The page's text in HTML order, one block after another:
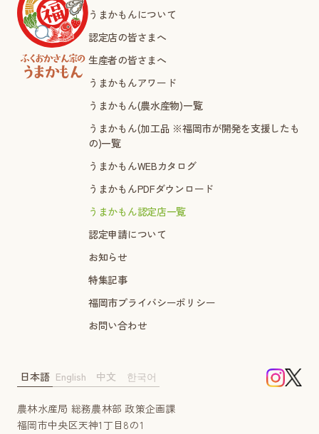
うまかもんについて
認定店の皆さまへ
生産者の皆さまへ
うまかもんアワード
うまかもん(農水産物)一覧
うまかもん(加工品 ※福岡市が開発を支援したも
の)一覧
うまかもんWEBカタログ
うまかもんPDFダウンロード
うまかもん認定店一覧
認定申請について
お知らせ
特集記事
福岡市プライバシーポリシー
お問い合わせ
農林水産局 総務農林部 政策企画課
福岡市中央区天神1丁目8の1
日本語 English 中文 한국어